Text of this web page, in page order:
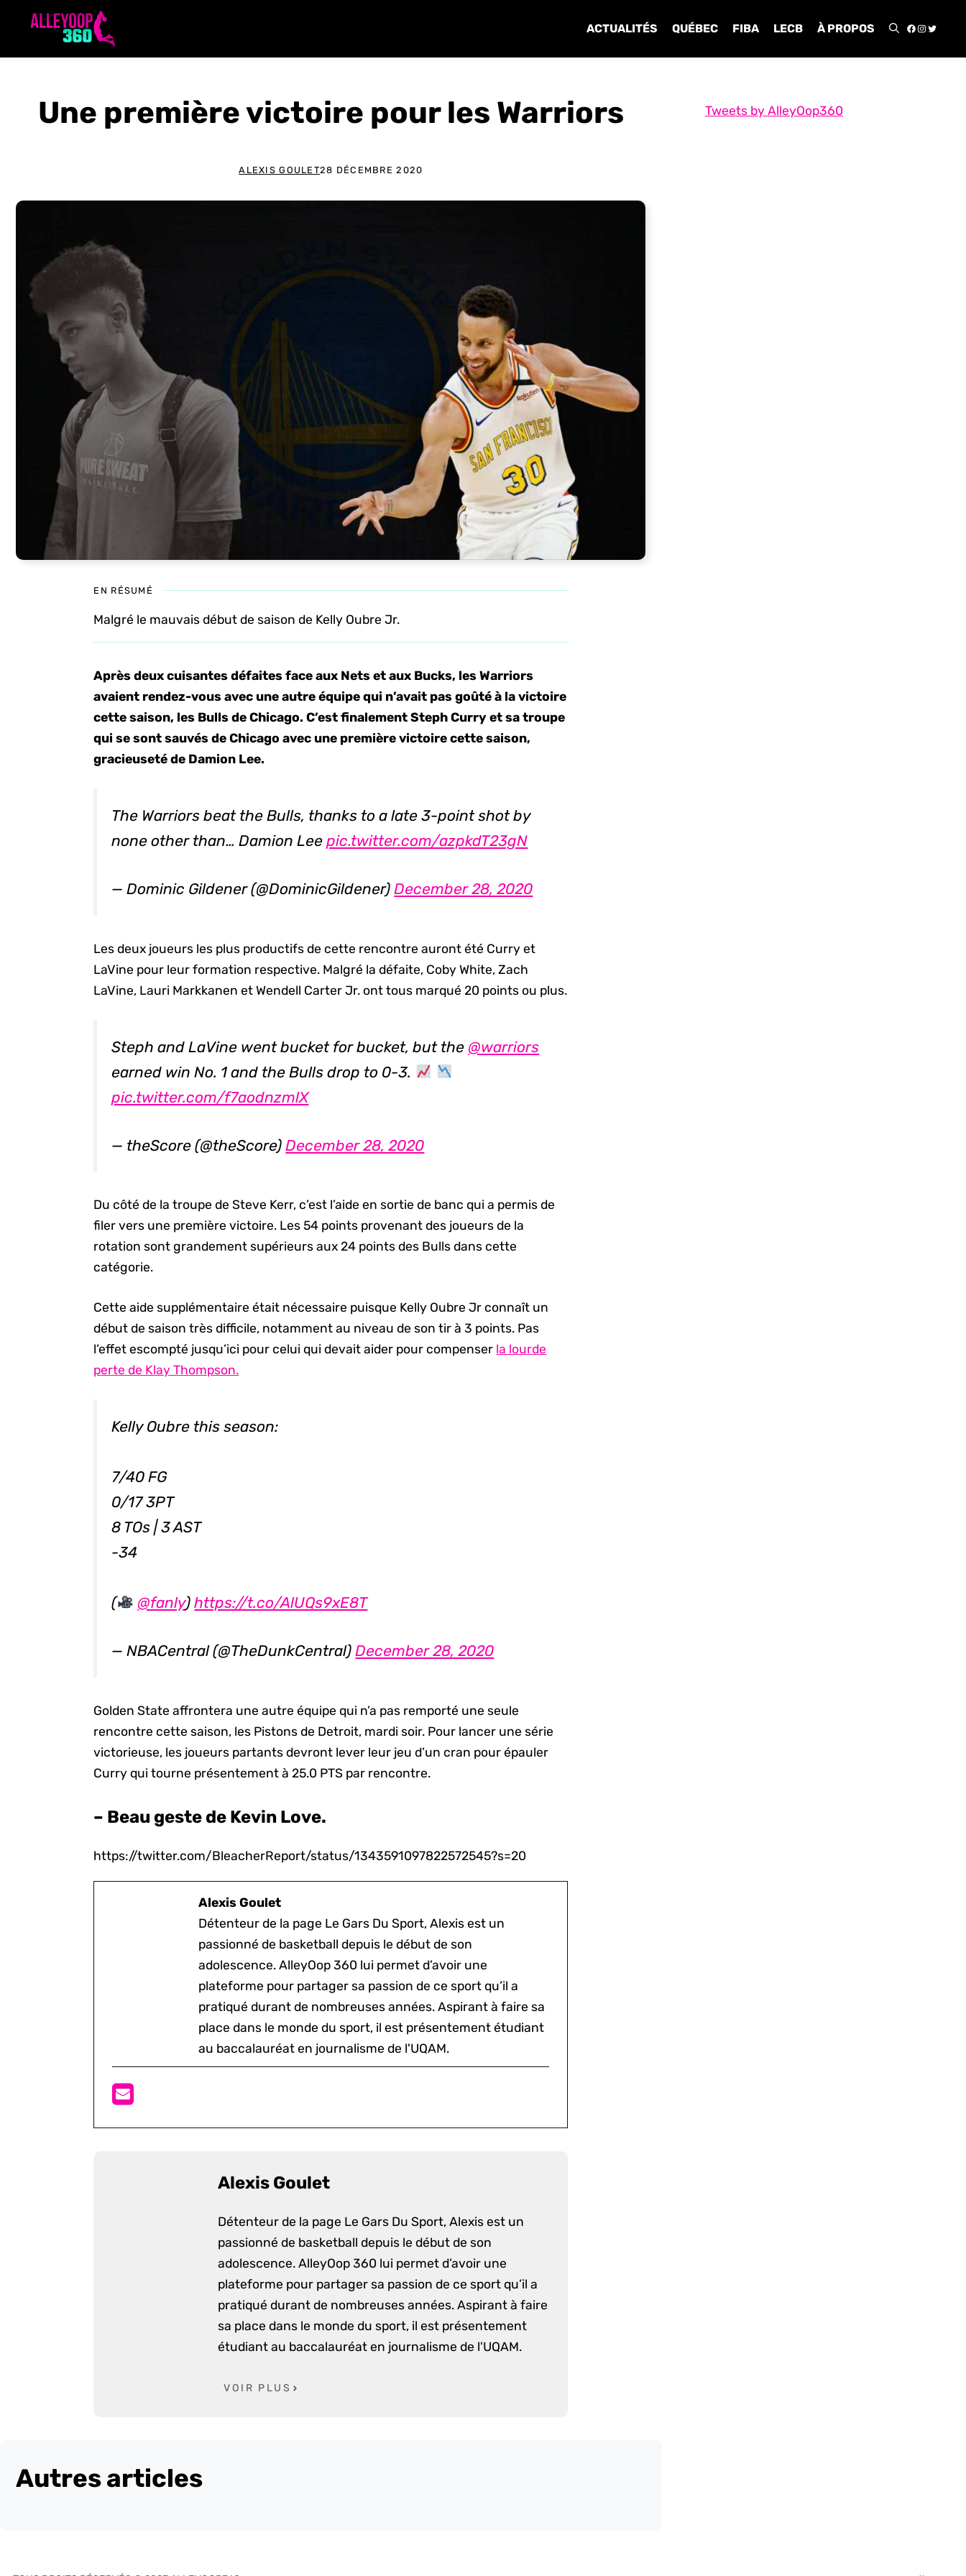
ACTUALITÉS QUÉBEC FIBA LECB À PROPOS
Une première victoire pour les Warriors
ALEXIS GOULET28 DÉCEMBRE 2020
EN RÉSUMÉ
Malgré le mauvais début de saison de Kelly Oubre Jr.
Après deux cuisantes défaites face aux Nets et aux Bucks, les Warriors
avaient rendez-vous avec une autre équipe qui n’avait pas goûté à la victoire
cette saison, les Bulls de Chicago. C’est finalement Steph Curry et sa troupe
qui se sont sauvés de Chicago avec une première victoire cette saison,
gracieuseté de Damion Lee.
The Warriors beat the Bulls, thanks to a late 3-point shot by
none other than… Damion Leepic.twitter.com/azpkdT23gN
— Dominic Gildener (@DominicGildener)December 28, 2020
Les deux joueurs les plus productifs de cette rencontre auront été Curry et
LaVine pour leur formation respective. Malgré la défaite, Coby White, Zach
LaVine, Lauri Markkanen et Wendell Carter Jr. ont tous marqué 20 points ou plus.
Steph and LaVine went bucket for bucket, but the @warriors
earned win No. 1 and the Bulls drop to 0-3.
pic.twitter.com/f7aodnzmlX
— theScore (@theScore)December 28, 2020
Du côté de la troupe de Steve Kerr, c’est l’aide en sortie de banc qui a permis de
filer vers une première victoire. Les 54 points provenant des joueurs de la
rotation sont grandement supérieurs aux 24 points des Bulls dans cette
catégorie.
Cette aide supplémentaire était nécessaire puisque Kelly Oubre Jr connaît un
début de saison très difficile, notamment au niveau de son tir à 3 points. Pas
l’effet escompté jusqu’ici pour celui qui devait aider pour compenser la lourde
perte de Klay Thompson.
Kelly Oubre this season:
7/40 FG
0/17 3PT
8 TOs | 3 AST
-34
( @fanly)https://t.co/AlUQs9xE8T
— NBACentral (@TheDunkCentral)December 28, 2020
Golden State affrontera une autre équipe qui n’a pas remporté une seule
rencontre cette saison, les Pistons de Detroit, mardi soir. Pour lancer une série
victorieuse, les joueurs partants devront lever leur jeu d’un cran pour épauler
Curry qui tourne présentement à 25.0 PTS par rencontre.
– Beau geste de Kevin Love.
https://twitter.com/BleacherReport/status/1343591097822572545?s=20
Alexis Goulet
Détenteur de la page Le Gars Du Sport, Alexis est un
passionné de basketball depuis le début de son
adolescence. AlleyOop 360 lui permet d’avoir une
plateforme pour partager sa passion de ce sport qu’il a
pratiqué durant de nombreuses années. Aspirant à faire sa
place dans le monde du sport, il est présentement étudiant
au baccalauréat en journalisme de l'UQAM.
Alexis Goulet
Détenteur de la page Le Gars Du Sport, Alexis est un
passionné de basketball depuis le début de son
adolescence. AlleyOop 360 lui permet d’avoir une
plateforme pour partager sa passion de ce sport qu’il a
pratiqué durant de nombreuses années. Aspirant à faire
sa place dans le monde du sport, il est présentement
étudiant au baccalauréat en journalisme de l'UQAM.
VOIR PLUS
Autres articles
Tweets by AlleyOop360